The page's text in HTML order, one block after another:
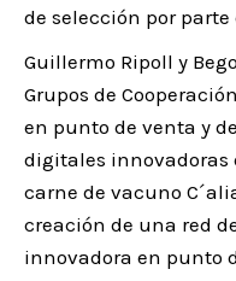
de selección por parte
Guillermo Ripoll y
Grupos de
en punto de venta y
digitales innovadoras
carne de vacuno
creación de una red
innovadora en punto